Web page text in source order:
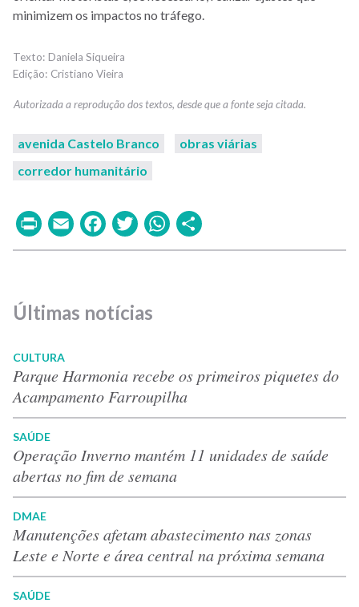
minimizem os impactos no tráfego.
Daniela Siqueira
Cristiano Vieira
avenida Castelo Branco
obras viárias
corredor humanitário
PrintEmailFacebook
TwitterWhatsApp
Últimas notícias
CULTURA
Parque Harmonia recebe os primeiros piquetes do
Acampamento Farroupilha
SAÚDE
Operação Inverno mantém 11 unidades de saúde
abertas no fim de semana
DMAE
Manutenções afetam abastecimento nas zonas
Leste e Norte e área central na próxima semana
SAÚDE